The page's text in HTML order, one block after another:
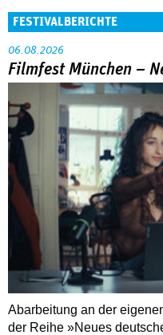
FESTIVALBERICHTE
06.08.2026
Filmfest München –
Abarbeitung an der
der Reihe »Neues